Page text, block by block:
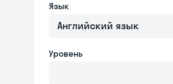
Язык
Английский язык
Уровень